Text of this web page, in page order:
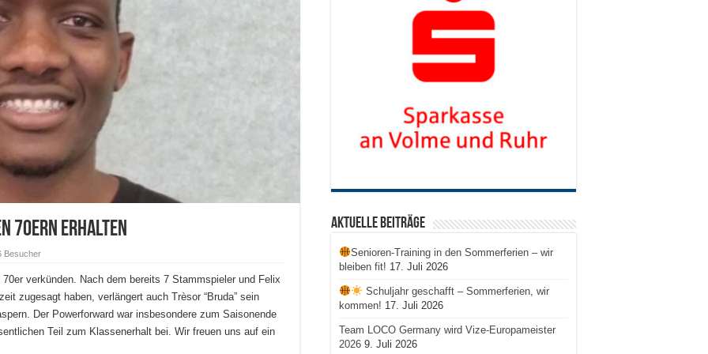
70ern erhalten
Besucher
verkünden. Nach dem bereits 7 Stammspieler und Felix
zugesagt haben, verlängert auch Trèsor “Bruda” sein
Der Powerforward war insbesondere zum Saisonende
Teil zum Klassenerhalt bei. Wir freuen uns auf ein
Aktuelle Beiträge
Senioren-Training in den Sommerferien – wir
bleiben fit! 17. Juli 2026
Schuljahr geschafft – Sommerferien, wir
kommen! 17. Juli 2026
Team LOCO Germany wird Vize-Europameister
2026 9. Juli 2026